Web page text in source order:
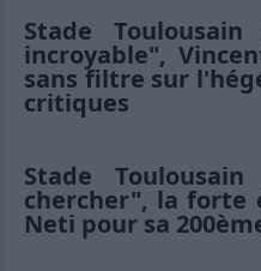
Stade
incroyable",
sans filtre sur
critiques
Stade
chercher", la forte
Neti pour sa